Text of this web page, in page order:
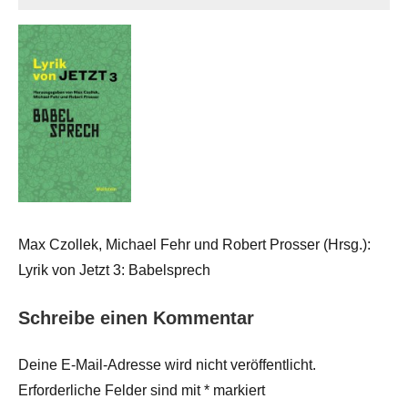
Max Czollek, Michael Fehr und Robert Prosser (Hrsg.):
Lyrik von Jetzt 3: Babelsprech
Schreibe einen Kommentar
Deine E-Mail-Adresse wird nicht veröffentlicht.
Erforderliche Felder sind mit* markiert